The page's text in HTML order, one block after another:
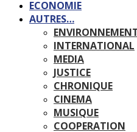
ECONOMIE
AUTRES…
INTERNATIONAL
MEDIA
JUSTICE
CHRONIQUE
CINEMA
MUSIQUE
COOPERATION